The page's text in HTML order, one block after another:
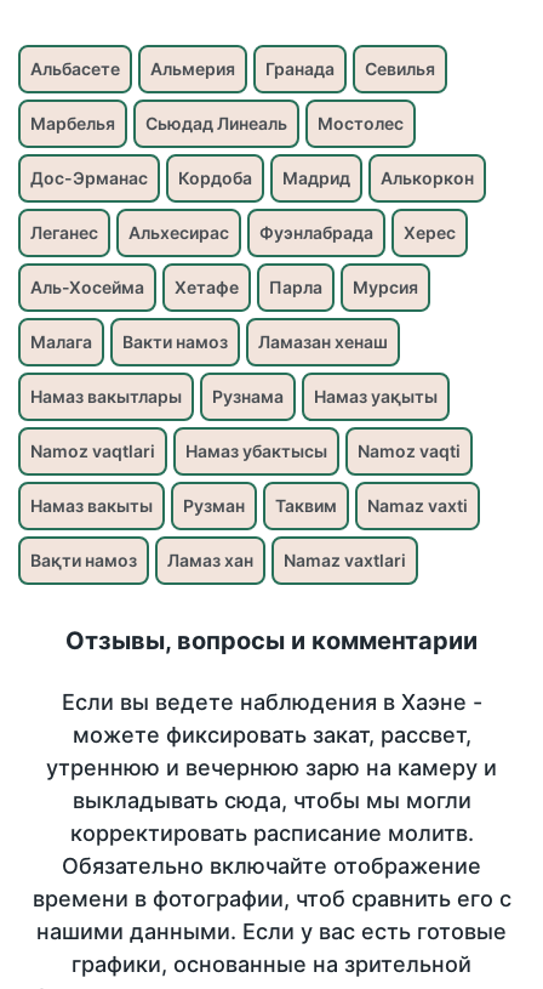
Альбасете Альмерия Гранада Севилья
Марбелья Сьюдад Линеаль Мостолес
Дос-Эрманас Кордоба Мадрид Алькоркон
Леганес Альхесирас Фуэнлабрада Херес
Аль-Хосейма Хетафе Парла Мурсия
Малага Вакти намоз Ламазан хенаш
Намаз вакытлары Рузнама Намаз уақыты
Namoz vaqtlari Намаз убактысы Namoz vaqti
Намаз вакыты Рузман Таквим Namaz vaxti
Вақти намоз Ламаз хан Namaz vaxtlari
Отзывы, вопросы и комментарии
Если вы ведете наблюдения в Хаэне -
можете фиксировать закат, рассвет,
утреннюю и вечернюю зарю на камеру и
выкладывать сюда, чтобы мы могли
корректировать расписание молитв.
Обязательно включайте отображение
времени в фотографии, чтоб сравнить его с
нашими данными. Если у вас есть готовые
графики, основанные на зрительной